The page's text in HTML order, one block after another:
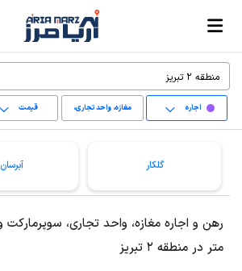
اجاره مغازه، واحد تجاری،
سوپرمارکت و کافه
قیمت
گلکار آبرسان
متر در منطقه 2 تبریز